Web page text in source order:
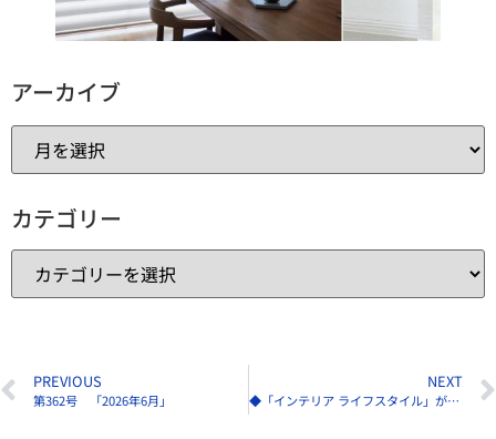
アーカイブ
カテゴリー
PREVIOUS
第362号 「2026年6月」
NEXT
◆「インテリア ライフスタイル」が盛況裏に閉幕